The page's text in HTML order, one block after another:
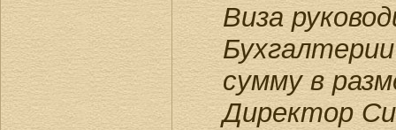
Виза
сумму в
Директор